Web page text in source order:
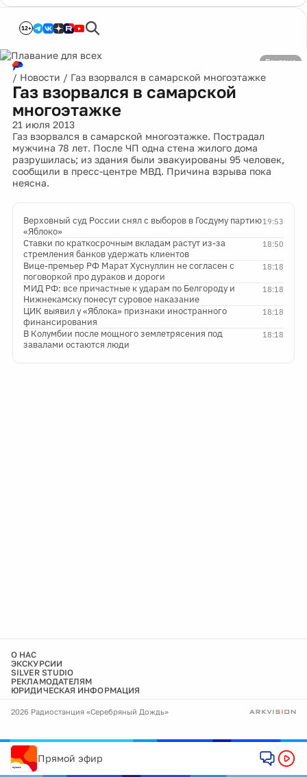
12+
Реклама
/ Новости / Газ взорвался в самарской многоэтажке
Газ взорвался в самарской
многоэтажке
21 июля 2013
Газ взорвался в самарской многоэтажке. Пострадал
мужчина 78 лет. После ЧП одна стена жилого дома
разрушилась; из здания были эвакуированы 95 человек,
сообщили в пресс-центре МВД. Причина взрыва пока
неясна.
19:53
Верховный суд России снял с выборов в Госдуму партию
«Яблоко»
18:50
Ставки по краткосрочным вкладам растут из-за
стремления банков удержать клиентов
18:18
Вице-премьер РФ Марат Хуснуллин не согласен с
поговоркой про дураков и дороги
18:18
МИД РФ: все причастные к ударам по Белгороду и
Нижнекамску понесут суровое наказание
18:18
ЦИК выявил у «Яблока» признаки иностранного
финансирования
18:18
В Колумбии после мощного землетрясения под
завалами остаются люди
О НАС
ЭКСКУРСИИ
SILVER STUDIO
РЕКЛАМОДАТЕЛЯМ
ЮРИДИЧЕСКАЯ ИНФОРМАЦИЯ
2026 Радиостанция «Серебряный Дождь»
Прямой эфир